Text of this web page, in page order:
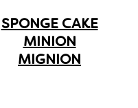
SPONGE CAKE
MINION
MIGNION